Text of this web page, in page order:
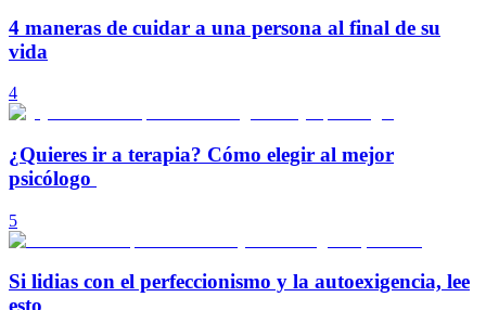
4 maneras de cuidar a una persona al final de su
vida
4
¿Quieres ir a terapia? Cómo elegir al mejor
psicólogo
5
Si lidias con el perfeccionismo y la autoexigencia, lee